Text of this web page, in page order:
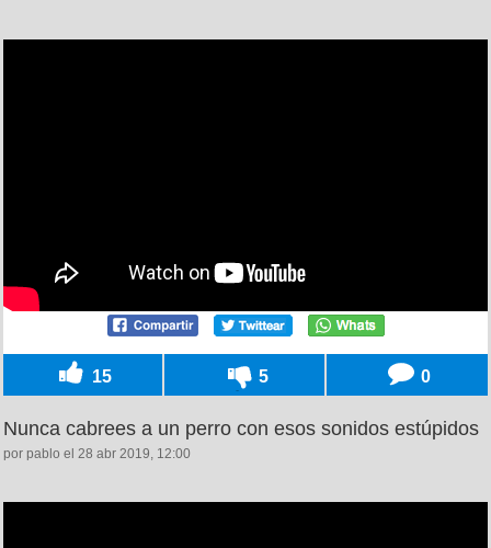
15 5 0
Nunca cabrees a un perro con esos sonidos estúpidos
por pablo el 28 abr 2019, 12:00